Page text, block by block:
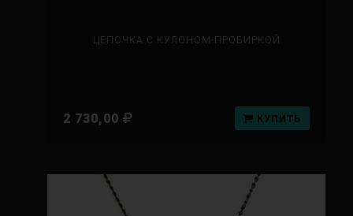
ЦЕПОЧКА С КУЛОНОМ-ПРОБИРКОЙ
2 730,00 КУПИТЬ